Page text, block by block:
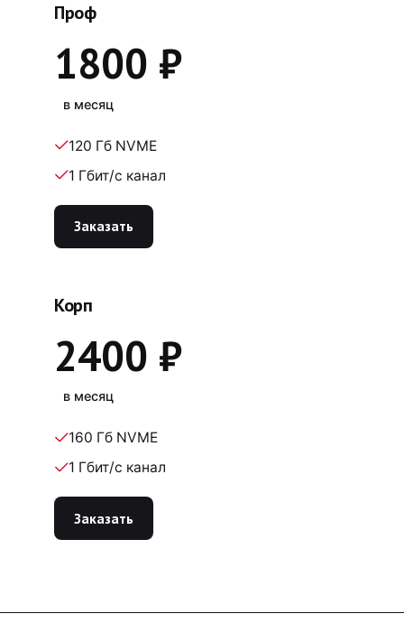
Проф
1800 ₽
в месяц
120 Гб NVME
1 Гбит/c канал
Заказать
Корп
2400 ₽
в месяц
160 Гб NVME
1 Гбит/c канал
Заказать